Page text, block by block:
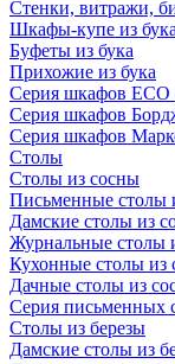
Стенки, витражи,
Шкафы-купе из бука
Буфеты из бука
Прихожие из бука
Серия шкафов ECO
Серия шкафов
Серия шкафов
Столы
Столы из сосны
Письменные столы
Дамские столы из
Журнальные столы
Кухонные столы из
Дачные столы из
Серия письменных
Столы из березы
Дамские столы из